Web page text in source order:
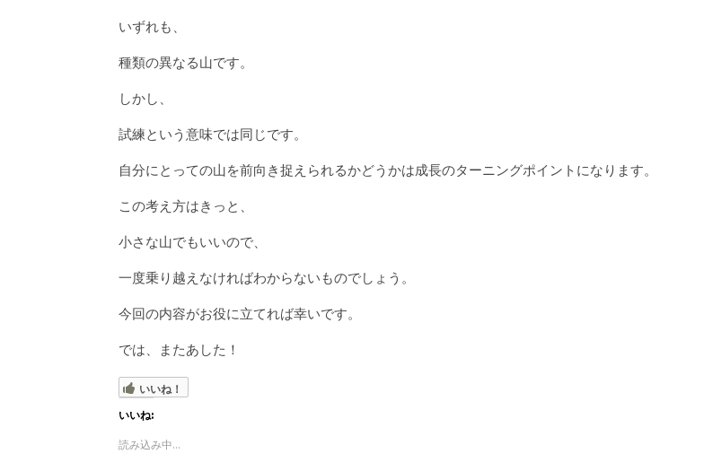
いずれも、
種類の異なる山です。
しかし、
試練という意味では同じです。
自分にとっての山を前向き捉えられるかどうかは成長のターニングポイントになります。
この考え方はきっと、
小さな山でもいいので、
一度乗り越えなければわからないものでしょう。
今回の内容がお役に立てれば幸いです。
では、またあした！
いいね！
いいね:
読み込み中...